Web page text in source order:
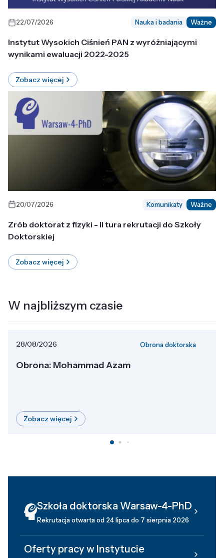
22/07/2026 Nauka i badania Ważne
Instytut Wysokich Ciśnień PAN z wyróżniającymi
wynikami ewaluacji 2022-2025
Zobacz więcej
20/07/2026 Komunikaty Ważne
Zrób doktorat z fizyki - II tura rekrutacji do Szkoły
Doktorskiej
Zobacz więcej
W najbliższym czasie
28/08/2026 Obrona doktorska
Obrona: Mohammad Azam
Zobacz więcej
Szkoła doktorska Warsaw-4-PhD
Rekrutacja otwarta od 24 lipca do 7 sierpnia 2026
Oferty pracy w Instytucie